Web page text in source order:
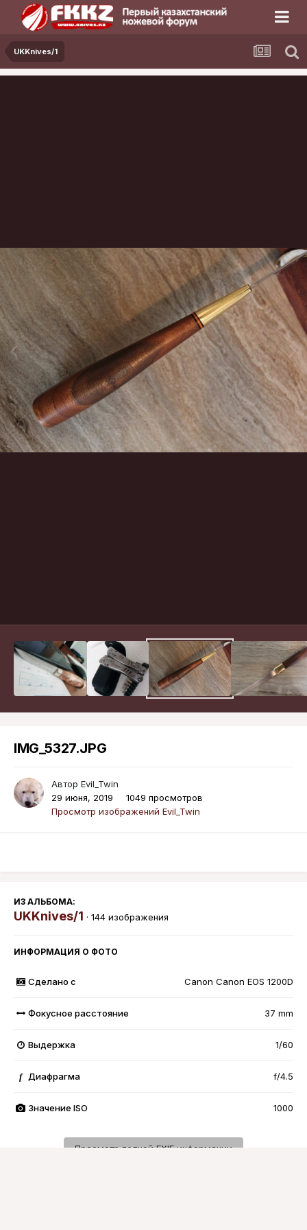
UKKnives/1
IMG_5327.JPG
Автор Evil_Twin
29 июня, 2019
1049 просмотров
Просмотр изображений Evil_Twin
ИЗ АЛЬБОМА:
UKKnives/1 · 144 изображения
ИНФОРМАЦИЯ О ФОТО
Сделано с Canon Canon EOS 1200D
Фокусное расстояние 37 mm
Выдержка 1/60
f Диафрагма f/4.5
Значение ISO 1000
Просмотр полной EXIF информации